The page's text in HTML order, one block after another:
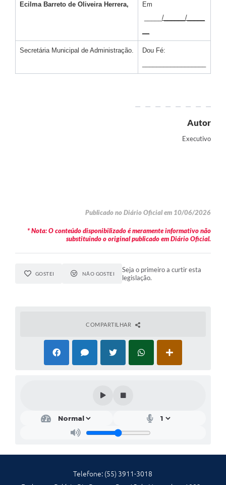
Ecilma Barreto de Oliveira Herrera,
Em
/______/_____
Secretária Municipal de Administração.
Dou Fé:
Autor
Executivo
Publicado no Diário Oficial em 10/06/2026
* Nota: O conteúdo disponibilizado é meramente informativo não
substituindo o original publicado em Diário Oficial.
GOSTEI NÃO GOSTEI
Seja o primeiro a curtir esta
legislação.
COMPARTILHAR
Telefone: (55) 3911-3018